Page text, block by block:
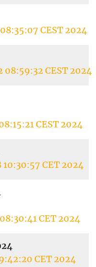
CEST 2024
08:59:32 CEST 2024
CEST 2024
10:30:57 CET 2024
CET 2024
CET 2024